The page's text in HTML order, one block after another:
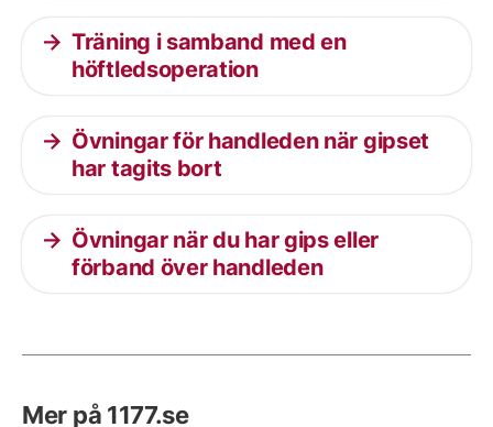
Träning i samband med en
höftledsoperation
Övningar för handleden när gipset
har tagits bort
Övningar när du har gips eller
förband över handleden
Mer på 1177.se